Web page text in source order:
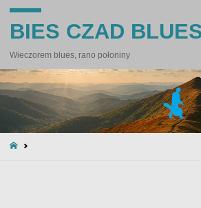
BIES CZAD
Wieczorem blues, rano połoniny
STRONA